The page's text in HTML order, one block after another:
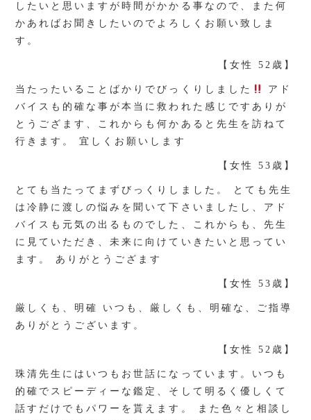
したいと思いますが時間がかかる事なので、また何
かあればお聞きしたいのでよろしくお願い致しま
す。
【女性 52歳】
当たったいることばかりでびっくりしました
アド
バイスも的確な事が本当に救われた感じですありが
とうござます、これからも何かあると先生を訪ねて
行きます。 宜しくお願いします
【女性 53歳】
とても当たってまずびっくりしました。 とても先生
は冷静に渡しの悩みを聞いて下さいましたし、アド
バイスも元気の出るものでした、これからも、先生
に見ていただき、未来に向けていきたいと思ってい
ます。 ありがとうござます
【女性 53歳】
厳しくも、明確 いつも、厳しくも、明確な、ご指導
ありがとうございます。
【女性 52歳】
珠清先生にはいつもお世話になっています。いつも
的確でスピーディーな鑑定、そして明るく優しくて
話すだけでもパワーを貰えます。 また色々と相談し